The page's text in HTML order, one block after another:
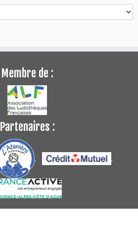
Membre de :
Partenaires :